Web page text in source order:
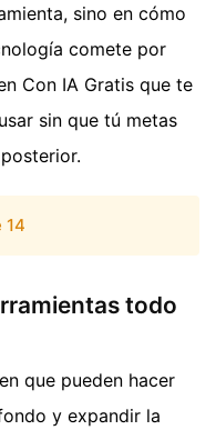
sino en cómo
comete por
Con IA Gratis que te
sin que tú metas
14
todo
que pueden hacer
y expandir la